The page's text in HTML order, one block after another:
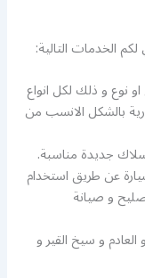
الخدمات التالية:
نوع و ذلك لكل انواع
بالشكل الانسب من
جديدة مناسبة.
عن طريق استخدام
و صيانة
و سيخ القير و